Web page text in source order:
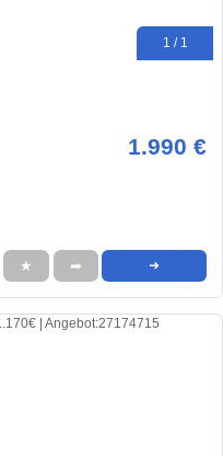
1 / 1
1.990 €
★ ➦ ➜